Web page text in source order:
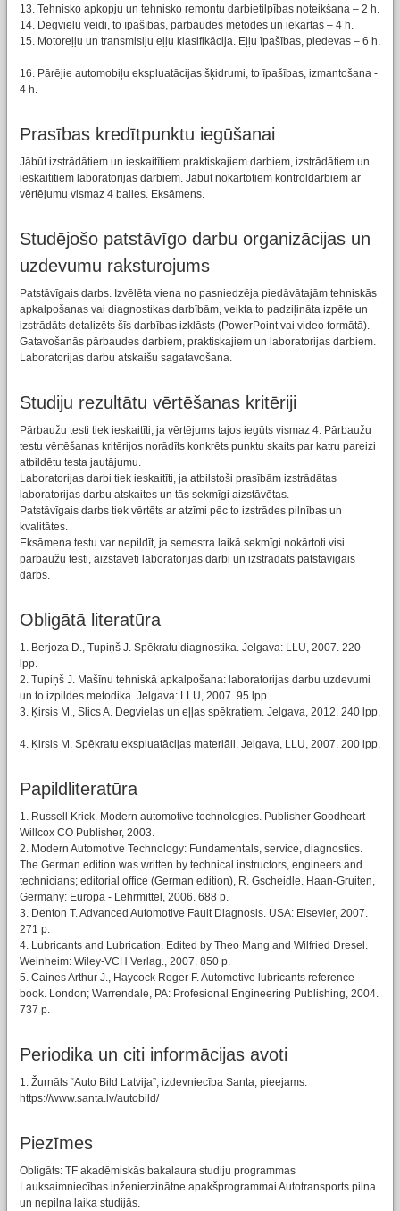
13. Tehnisko apkopju un tehnisko remontu darbietilpības noteikšana – 2 h.
14. Degvielu veidi, to īpašības, pārbaudes metodes un iekārtas – 4 h.
15. Motoreļļu un transmisiju eļļu klasifikācija. Eļļu īpašības, piedevas – 6 h.
16. Pārējie automobiļu ekspluatācijas šķidrumi, to īpašības, izmantošana -
4 h.
Prasības kredītpunktu iegūšanai
Jābūt izstrādātiem un ieskaitītiem praktiskajiem darbiem, izstrādātiem un
ieskaitītiem laboratorijas darbiem. Jābūt nokārtotiem kontroldarbiem ar
vērtējumu vismaz 4 balles. Eksāmens.
Studējošo patstāvīgo darbu organizācijas un
uzdevumu raksturojums
Patstāvīgais darbs. Izvēlēta viena no pasniedzēja piedāvātajām tehniskās
apkalpošanas vai diagnostikas darbībām, veikta to padziļināta izpēte un
izstrādāts detalizēts šīs darbības izklāsts (PowerPoint vai video formātā).
Gatavošanās pārbaudes darbiem, praktiskajiem un laboratorijas darbiem.
Laboratorijas darbu atskaišu sagatavošana.
Studiju rezultātu vērtēšanas kritēriji
Pārbaužu testi tiek ieskaitīti, ja vērtējums tajos iegūts vismaz 4. Pārbaužu
testu vērtēšanas kritērijos norādīts konkrēts punktu skaits par katru pareizi
atbildētu testa jautājumu.
Laboratorijas darbi tiek ieskaitīti, ja atbilstoši prasībām izstrādātas
laboratorijas darbu atskaites un tās sekmīgi aizstāvētas.
Patstāvīgais darbs tiek vērtēts ar atzīmi pēc to izstrādes pilnības un
kvalitātes.
Eksāmena testu var nepildīt, ja semestra laikā sekmīgi nokārtoti visi
pārbaužu testi, aizstāvēti laboratorijas darbi un izstrādāts patstāvīgais
darbs.
Obligātā literatūra
1. Berjoza D., Tupiņš J. Spēkratu diagnostika. Jelgava: LLU, 2007. 220
lpp.
2. Tupiņš J. Mašīnu tehniskā apkalpošana: laboratorijas darbu uzdevumi
un to izpildes metodika. Jelgava: LLU, 2007. 95 lpp.
3. Ķirsis M., Slics A. Degvielas un eļļas spēkratiem. Jelgava, 2012. 240 lpp.
4. Ķirsis M. Spēkratu ekspluatācijas materiāli. Jelgava, LLU, 2007. 200 lpp.
Papildliteratūra
1. Russell Krick. Modern automotive technologies. Publisher Goodheart-
Willcox CO Publisher, 2003.
2. Modern Automotive Technology: Fundamentals, service, diagnostics.
The German edition was written by technical instructors, engineers and
technicians; editorial office (German edition), R. Gscheidle. Haan-Gruiten,
Germany: Europa - Lehrmittel, 2006. 688 p.
3. Denton T. Advanced Automotive Fault Diagnosis. USA: Elsevier, 2007.
271 p.
4. Lubricants and Lubrication. Edited by Theo Mang and Wilfried Dresel.
Weinheim: Wiley-VCH Verlag., 2007. 850 p.
5. Caines Arthur J., Haycock Roger F. Automotive lubricants reference
book. London; Warrendale, PA: Profesional Engineering Publishing, 2004.
737 p.
Periodika un citi informācijas avoti
1. Žurnāls “Auto Bild Latvija”, izdevniecība Santa, pieejams:
https://www.santa.lv/autobild/
Piezīmes
Obligāts: TF akadēmiskās bakalaura studiju programmas
Lauksaimniecības inženierzinātne apakšprogrammai Autotransports pilna
un nepilna laika studijās.